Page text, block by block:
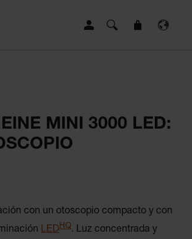
MINI 3000 LED:
con un otoscopio compacto y con
LEDHQ. Luz concentrada y